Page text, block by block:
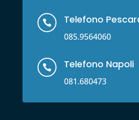
 Telefono
085.9564060
 Telefono Napoli
081.680473